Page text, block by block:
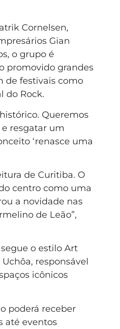
Cornelsen,
Gian
o grupo é
promovido grandes
de festivais como
do Rock.
Queremos
resgatar um
‘renasce uma
de Curitiba. O
centro como uma
a novidade nas
de Leão”,
o estilo Art
responsável
icônicos
poderá receber
até eventos